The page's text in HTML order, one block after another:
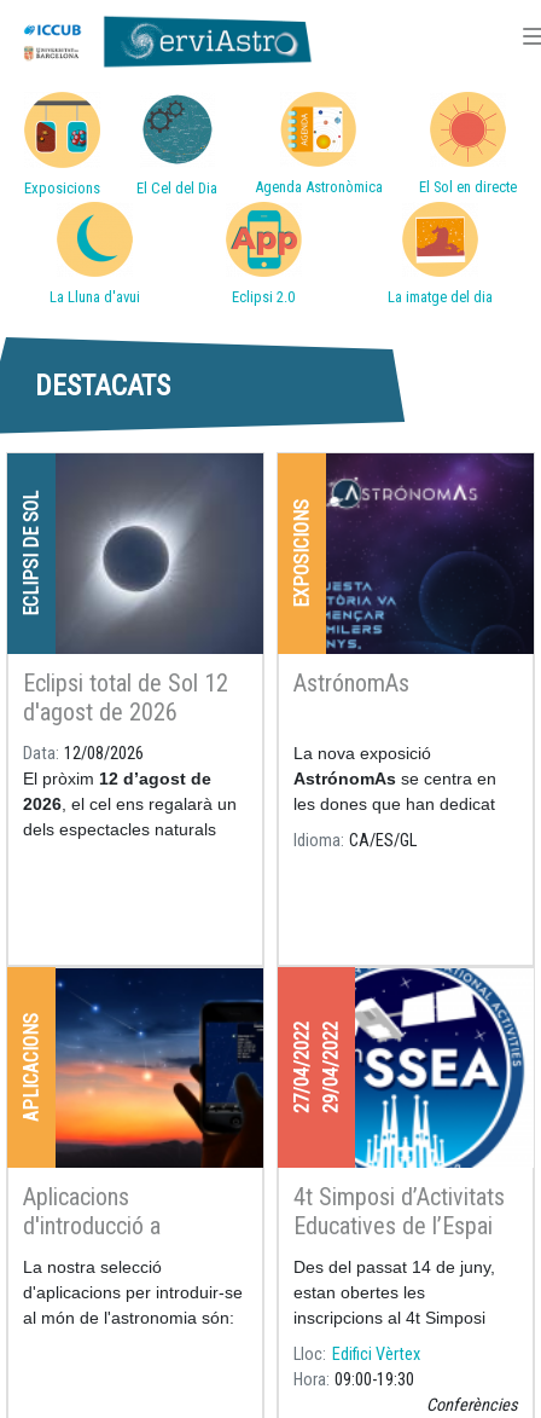
Vés
al
contingut
Accessos directes
Exposicions El Cel del Dia Agenda Astronòmica El Sol en directe
La Lluna d'avui Eclipsi 2.0 La imatge del dia
DESTACATS
ECLIPSI DE SOL
Eclipsi total de Sol 12
d'agost de 2026
Data 12/08/2026
El pròxim 12 d’agost de
2026 , el cel ens regalarà un
dels espectacles naturals
EXPOSICIONS
AstrónomAs
La nova exposició
AstrónomAs se centra en
les dones que han dedicat
les seves nits i els seus dies
Idioma CA ES GL
APLICACIONS
Aplicacions
d'introducció a
l'astronomia
La nostra selecció
d'aplicacions per introduir-se
al món de l'astronomia són:
27/04/202229/04/2022
4t Simposi d’Activitats
Educatives de l’Espai
Des del passat 14 de juny,
estan obertes les
inscripcions al 4t Simposi
d’Activitats Educative
Lloc Edifici Vèrtex
Hora 09:00 19:30
Conferències